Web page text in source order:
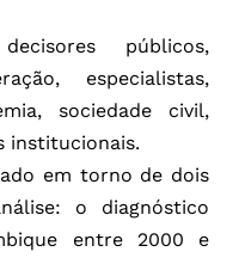
públicos,
especialistas,
sociedade civil,
institucionais.
em torno de dois
o diagnóstico
entre 2000 e